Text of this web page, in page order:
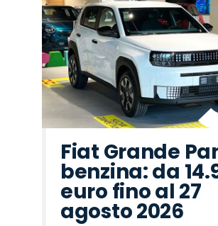
Fiat Grande
benzina: da
euro fino al 27
agosto 2026